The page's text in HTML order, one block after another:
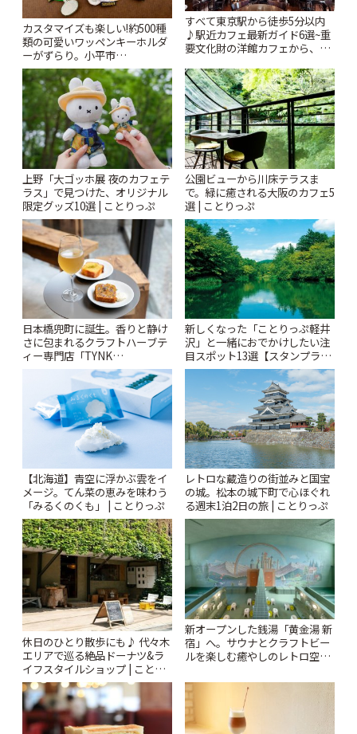
カスタマイズも楽しい!約500種
類の可愛いワッペンキーホルダ
ーがずらり。小平市
「Kimamaya T&K」 | ことりっ
ぷ
すべて東京駅から徒歩5分以内
♪駅近カフェ最新ガイド6選~重
要文化財の洋館カフェから、改
りっぷ
上野「大ゴッホ展 夜のカフェテ
ラス」で見つけた、オリジナル
限定グッズ10選 | ことりっぷ
公園ビューから川床テラスま
で。緑に癒される大阪のカフェ5
選 | ことりっぷ
日本橋兜町に誕生。香りと静け
さに包まれるクラフトハーブテ
ィー専門店「TYNK
Kabutocho」 | ことりっぷ
新しくなった「ことりっぷ軽井
沢」と一緒におでかけしたい注
目スポット13選【スタンプラリ
ー開催中】 | ことりっぷ
【北海道】青空に浮かぶ雲をイ
メージ。てん菜の恵みを味わう
「みるくのくも」 | ことりっぷ
レトロな蔵造りの街並みと国宝
の城。松本の城下町で心ほぐれ
る週末1泊2日の旅 | ことりっぷ
休日のひとり散歩にも♪ 代々木
エリアで巡る絶品ドーナツ&ラ
イフスタイルショップ | ことり
っぷ
新オープンした銭湯「黄金湯 新
宿」へ。サウナとクラフトビー
ルを楽しむ癒やしのレトロ空間